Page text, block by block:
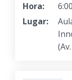
Hora:
Lugar: